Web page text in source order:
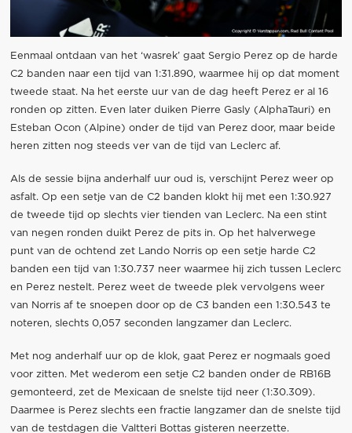
Eenmaal ontdaan van het ‘wasrek’ gaat Sergio Perez op de harde
C2 banden naar een tijd van 1:31.890, waarmee hij op dat moment
tweede staat. Na het eerste uur van de dag heeft Perez er al 16
ronden op zitten. Even later duiken Pierre Gasly (AlphaTauri) en
Esteban Ocon (Alpine) onder de tijd van Perez door, maar beide
heren zitten nog steeds ver van de tijd van Leclerc af.
Als de sessie bijna anderhalf uur oud is, verschijnt Perez weer op
asfalt. Op een setje van de C2 banden klokt hij met een 1:30.927
de tweede tijd op slechts vier tienden van Leclerc. Na een stint
van negen ronden duikt Perez de pits in. Op het halverwege
punt van de ochtend zet Lando Norris op een setje harde C2
banden een tijd van 1:30.737 neer waarmee hij zich tussen Leclerc
en Perez nestelt. Perez weet de tweede plek vervolgens weer
van Norris af te snoepen door op de C3 banden een 1:30.543 te
noteren, slechts 0,057 seconden langzamer dan Leclerc.
Met nog anderhalf uur op de klok, gaat Perez er nogmaals goed
voor zitten. Met wederom een setje C2 banden onder de RB16B
gemonteerd, zet de Mexicaan de snelste tijd neer (1:30.309).
Daarmee is Perez slechts een fractie langzamer dan de snelste tijd
van de testdagen die Valtteri Bottas gisteren neerzette.